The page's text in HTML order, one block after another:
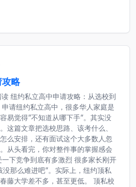
略
读 纽约私立高中申请攻略：从选校到
请纽约私立高中，很多华人家庭是
易觉得”不知道从哪下手”。其实没
这篇文章把选校思路、该考什么、
么安排，还有面试这个大多数人忽
从头看完，你对整件事的掌握感会
下竞争到底有多激烈 很多家长刚开
那么难进吧”。实际上，纽约顶私
藤大学差不多，甚至更低。 顶私校